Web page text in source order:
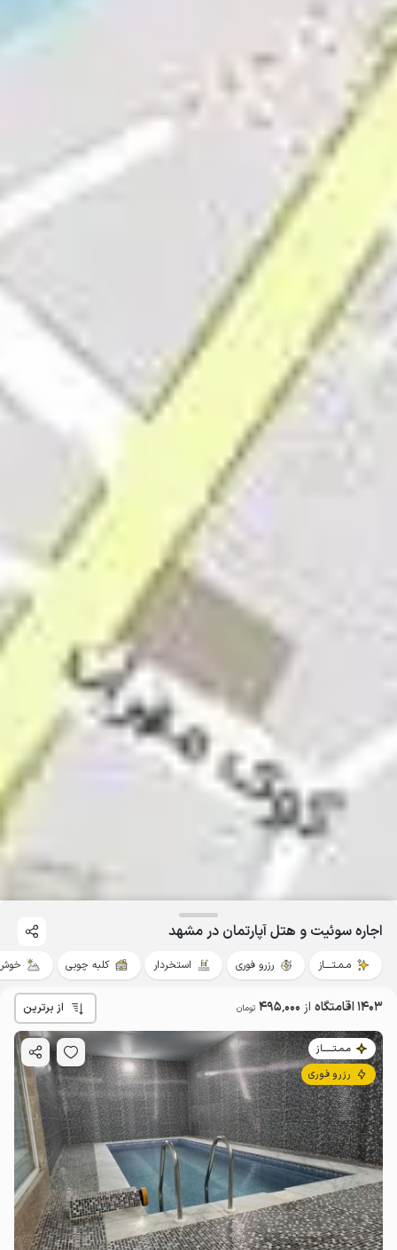
اجاره سوئیت و هتل آپارتمان در مشهد
مـمـتــــاز رزرو فوری استخردار کلبه چوبی
1403 اقامتگاه از 495٬000 تومان از برترین
مـمـتــــــاز
رزرو فوری